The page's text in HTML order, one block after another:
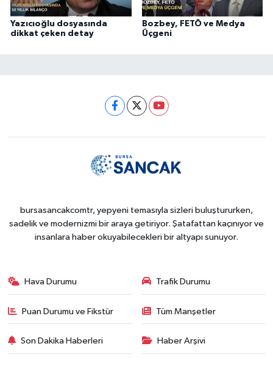
Yazıcıoğlu dosyasında
dikkat çeken detay
Bozbey, FETÖ ve Medya
Üçgeni
bursasancakcomtr, yepyeni temasıyla sizleri buluştururken,
sadelik ve modernizmi bir araya getiriyor. Şatafattan kaçınıyor ve
insanlara haber okuyabilecekleri bir altyapı sunuyor.
Hava Durumu Trafik Durumu
Puan Durumu ve Fikstür Tüm Manşetler
Son Dakika Haberleri Haber Arşivi